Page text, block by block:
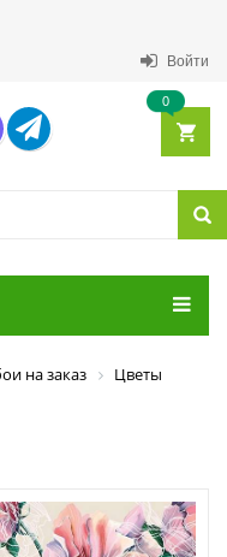
Войти
0
на заказ
Цветы